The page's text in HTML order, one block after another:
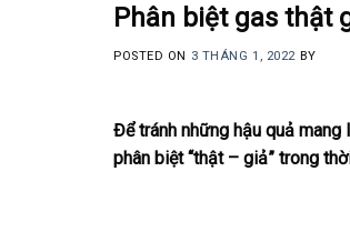
Phân biệt gas thật
POSTED ON 3 THÁNG 1, 2022 BY
Để tránh những hậu quả
phân biệt “thật – giả” trong